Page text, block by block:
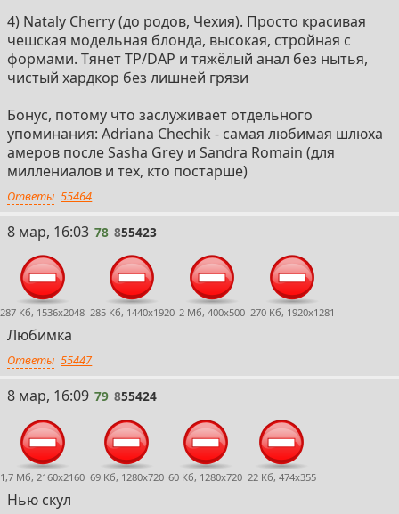
4) Nataly Cherry (до родов, Чехия). Просто красивая
чешская модельная блонда, высокая, стройная с
формами. Тянет TP/DAP и тяжёлый анал без нытья,
чистый хардкор без лишней грязи
Бонус, потому что заслуживает отдельного
упоминания: Adriana Chechik - самая любимая шлюха
амеров после Sasha Grey и Sandra Romain (для
миллениалов и тех, кто постарше)
Ответы 55464
78
8 мар, 16:03 78 855423
287 Кб, 1536x2048 285 Кб, 1440x1920 2 Мб, 400x500 270 Кб, 1920x1281
Любимка
Ответы 55447
79
8 мар, 16:09 79 855424
1,7 Мб, 2160x2160 69 Кб, 1280x720 60 Кб, 1280x720 22 Кб, 474x355
Нью скул